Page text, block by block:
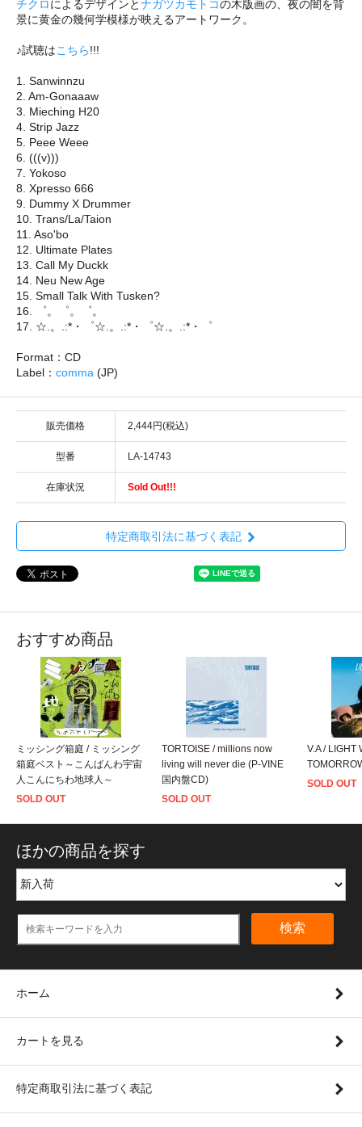
チクロによるデザインとナガツカモトコの木版画の、夜の闇を背
景に黄金の幾何学模様が映えるアートワーク。
♪試聴はこちら!!!
1. Sanwinnzu
2. Am-Gonaaaw
3. Mieching H20
4. Strip Jazz
5. Peee Weee
6. (((v)))
7. Yokoso
8. Xpresso 666
9. Dummy X Drummer
10. Trans/La/Taion
11. Aso'bo
12. Ultimate Plates
13. Call My Duckk
14. Neu New Age
15. Small Talk With Tusken?
16. ゜。゜。゜。
17. ☆.。.:*・゜☆.。.:*・゜☆.。.:*・゜
Format：CD
Label： comma (JP)
販売価格 2,444円(税込)
型番 LA-14743
在庫状況 Sold Out!!!
特定商取引法に基づく表記
おすすめ商品
ミッシング箱庭 / ミッシング
箱庭ベスト～こんばんわ宇宙
人こんにちわ地球人～
SOLD OUT
TORTOISE / millions now
living will never die (P-VINE
国内盤CD)
SOLD OUT
V.A / LIGHT
SOLD OUT
ほかの商品を探す
検索
ホーム
カートを見る
特定商取引法に基づく表記